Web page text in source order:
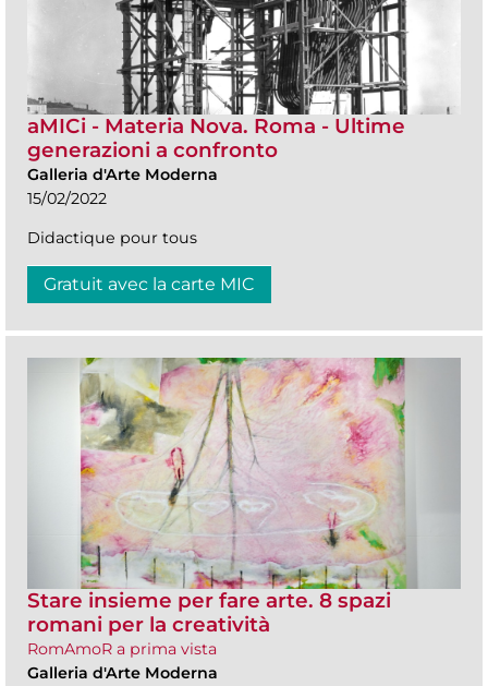
aMICi - Materia Nova. Roma - Ultime
generazioni a confronto
Galleria d'Arte Moderna
15/02/2022
Didactique pour tous
Gratuit avec la carte MIC
Stare insieme per fare arte. 8 spazi
romani per la creatività
RomAmoR a prima vista
Galleria d'Arte Moderna